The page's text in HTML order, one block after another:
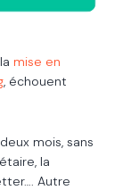
mise en
, échouent
mois, sans
la
Autre